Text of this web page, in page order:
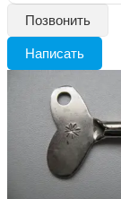
Позвонить
Написать